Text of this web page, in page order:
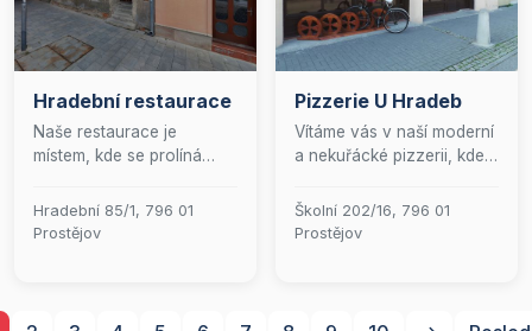
Hradební restaurace
Naše restaurace je
místem, kde se prolíná
příjemnou atmosférou.
Vítáme vás v rodinném
kvalitu. Přijďte si vychutnat
Hradební 85/1, 796 01
Prostějov
Pizzerie U Hradeb
Vítáme vás v naší moderní
a nekuřácké pizzerii, kde
vynikající gastronomií.
Naše zařízení je plně
Specializujeme se na
Školní 202/16, 796 01
Prostějov